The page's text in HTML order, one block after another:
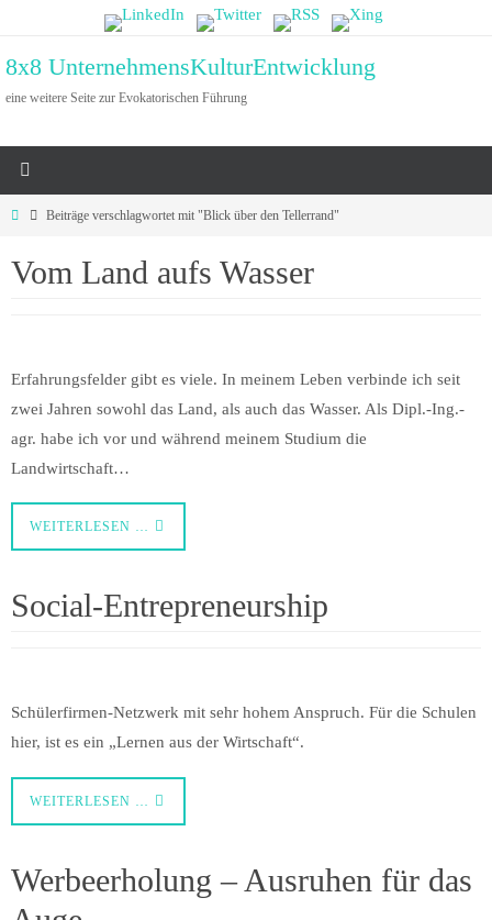
springen
8x8 UnternehmensKulturEntwicklung
eine weitere Seite zur Evokatorischen Führung
StartBeiträge verschlagwortet mit "Blick über den Tellerrand"
Vom Land aufs Wasser
Erfahrungsfelder gibt es viele. In meinem Leben verbinde ich seit
zwei Jahren sowohl das Land, als auch das Wasser. Als Dipl.-Ing.-
agr. habe ich vor und während meinem Studium die
Landwirtschaft…
WEITERLESEN …
Social-Entrepreneurship
Schülerfirmen-Netzwerk mit sehr hohem Anspruch. Für die Schulen
hier, ist es ein „Lernen aus der Wirtschaft“.
WEITERLESEN …
Werbeerholung – Ausruhen für das